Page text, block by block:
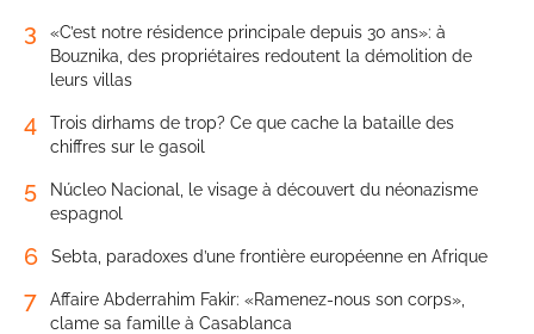
3
«C’est notre résidence principale depuis 30 ans»: à
Bouznika, des propriétaires redoutent la démolition de
leurs villas
4
Trois dirhams de trop? Ce que cache la bataille des
chiffres sur le gasoil
5
Núcleo Nacional, le visage à découvert du néonazisme
espagnol
6 Sebta, paradoxes d’une frontière européenne en Afrique
7
Affaire Abderrahim Fakir: «Ramenez-nous son corps»,
clame sa famille à Casablanca